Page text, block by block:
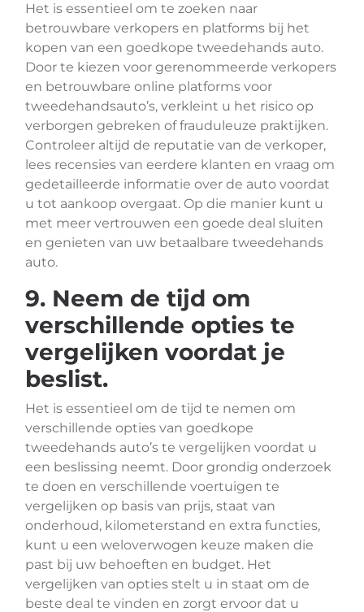
Het is essentieel om te zoeken naar
betrouwbare verkopers en platforms bij het
kopen van een goedkope tweedehands auto.
Door te kiezen voor gerenommeerde verkopers
en betrouwbare online platforms voor
tweedehandsauto’s, verkleint u het risico op
verborgen gebreken of frauduleuze praktijken.
Controleer altijd de reputatie van de verkoper,
lees recensies van eerdere klanten en vraag om
gedetailleerde informatie over de auto voordat
u tot aankoop overgaat. Op die manier kunt u
met meer vertrouwen een goede deal sluiten
en genieten van uw betaalbare tweedehands
auto.
9. Neem de tijd om
verschillende opties te
vergelijken voordat je
beslist.
Het is essentieel om de tijd te nemen om
verschillende opties van goedkope
tweedehands auto’s te vergelijken voordat u
een beslissing neemt. Door grondig onderzoek
te doen en verschillende voertuigen te
vergelijken op basis van prijs, staat van
onderhoud, kilometerstand en extra functies,
kunt u een weloverwogen keuze maken die
past bij uw behoeften en budget. Het
vergelijken van opties stelt u in staat om de
beste deal te vinden en zorgt ervoor dat u